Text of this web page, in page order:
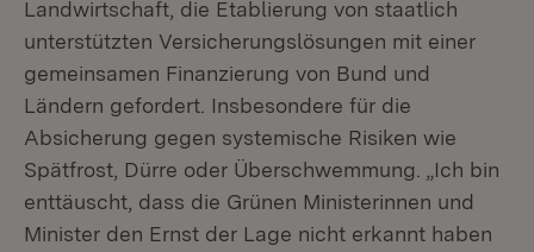
Landwirtschaft, die Etablierung von staatlich
unterstützten Versicherungslösungen mit einer
gemeinsamen Finanzierung von Bund und
Ländern gefordert. Insbesondere für die
Absicherung gegen systemische Risiken wie
Spätfrost, Dürre oder Überschwemmung. „Ich bin
enttäuscht, dass die Grünen Ministerinnen und
Minister den Ernst der Lage nicht erkannt haben